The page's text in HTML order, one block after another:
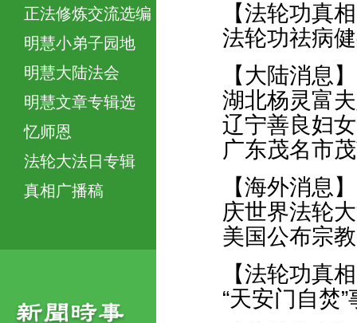
正法修炼交流选编
明慧小弟子园地
明慧大陆法会
明慧文章专辑选
忆师恩
法轮大法日专辑
真相广播稿
【法轮功真
法轮功祛病
【大陆消息】
湖北杨灵富
辽宁善良妇
广东茂名市
【海外消息】
庆世界法轮
美国公布宗
【法轮功真
“天安门自焚